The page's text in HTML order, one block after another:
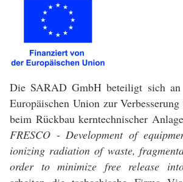
Die SARAD GmbH beteiligt sich
Europäischen Union zur
beim Rückbau kerntechnischer
FRESCO - Development of
ionizing radiation of waste,
order to minimize free release